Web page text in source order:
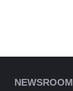
NEWSROOM